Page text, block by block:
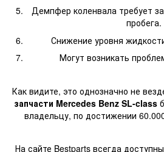
Демпфер коленвала требует
пробега.
Снижение уровня
Могут возникать
Как видите, это однозначно не
запчасти Mercedes Benz SL-class
владельцу, по достижении
На сайте Bestparts всегда